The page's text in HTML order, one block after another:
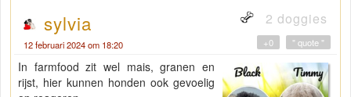
sylvia 2 doggies
12 februari 2024 om 18:20 " quote "
+0
In farmfood zit wel mais, granen en
rijst, hier kunnen honden ook gevoelig